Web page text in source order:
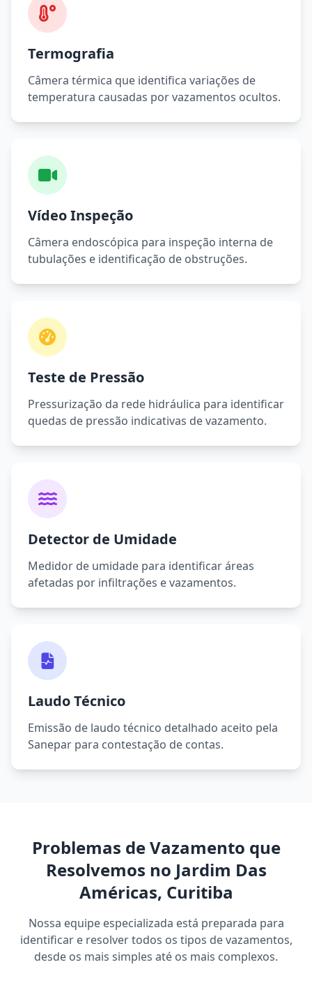
Termografia
Câmera térmica que identifica variações de
temperatura causadas por vazamentos ocultos.
Vídeo Inspeção
Câmera endoscópica para inspeção interna de
tubulações e identificação de obstruções.
Teste de Pressão
Pressurização da rede hidráulica para identificar
quedas de pressão indicativas de vazamento.
Detector de Umidade
Medidor de umidade para identificar áreas
afetadas por infiltrações e vazamentos.
Laudo Técnico
Emissão de laudo técnico detalhado aceito pela
Sanepar para contestação de contas.
Problemas de Vazamento que
Resolvemos no Jardim Das
Américas, Curitiba
Nossa equipe especializada está preparada para
identificar e resolver todos os tipos de vazamentos,
desde os mais simples até os mais complexos.